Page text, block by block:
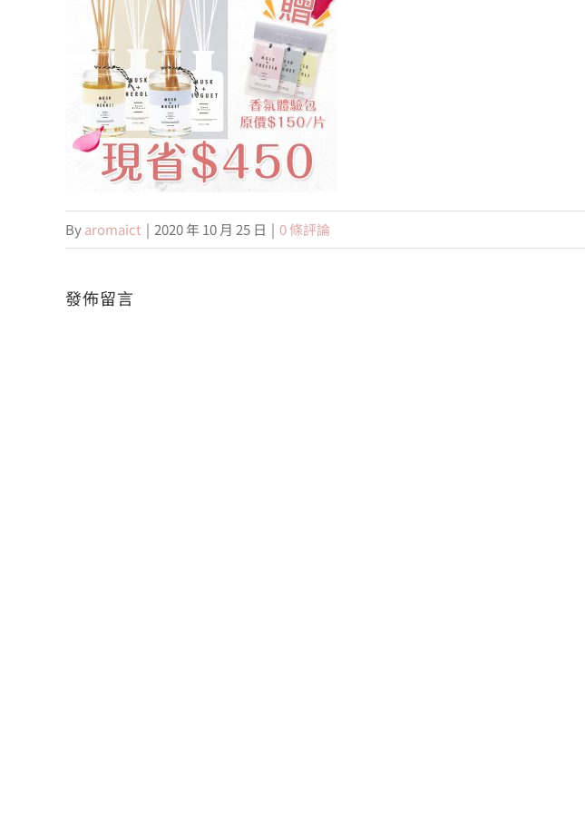
Byaromaict | 2020 年 10 月 25 日 | 0 條評論
發佈留言